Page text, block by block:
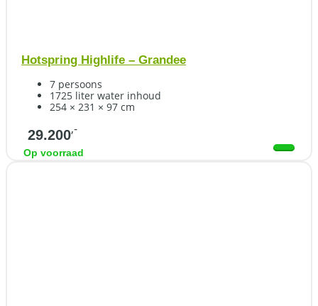
Hotspring Highlife – Grandee
7 persoons
1725 liter water inhoud
254 × 231 × 97 cm
29.200,-
Op voorraad